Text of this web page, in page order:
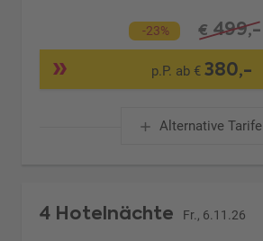
-23% € 499,-
p.P. ab € 380,-
Alternative Tarife
4 Hotelnächte Fr., 6.11.26